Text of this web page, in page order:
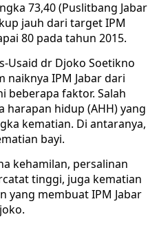
73,40 (Puslitbang Jabar
jauh dari target IPM
80 pada tahun 2015.
Usaid dr Djoko Soetikno
naiknya IPM Jabar dari
beberapa faktor. Salah
hidup (AHH) yang
kematian. Di antaranya,
bayi.
kehamilan, persalinan
tinggi, juga kematian
yang membuat IPM Jabar